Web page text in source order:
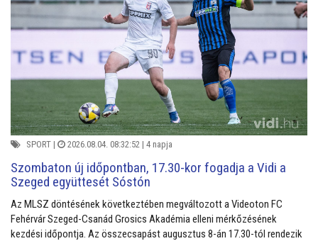
SPORT | 2026.08.04. 08:32:52 | 4 napja
Szombaton új időpontban, 17.30-kor fogadja a Vidi a
Szeged együttesét Sóstón
Az MLSZ döntésének következtében megváltozott a Videoton FC
Fehérvár Szeged-Csanád Grosics Akadémia elleni mérkőzésének
kezdési időpontja. Az összecsapást augusztus 8-án 17.30-tól rendezik